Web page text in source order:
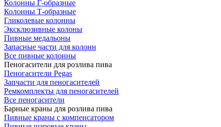
Колонны Г-образные
Колонны Т-образные
Гликолевые колонны
Эксклюзивные колоны
Пивные медальоны
Запасные части для колонн
Все пивные колонны
Пеногасители для розлива пива
Пеногасители Pegas
Запчасти для пеногасителей
Ремкомплекты для пеногасителей
Все пеногасители
Барные краны для розлива пива
Пивные краны с компенсатором